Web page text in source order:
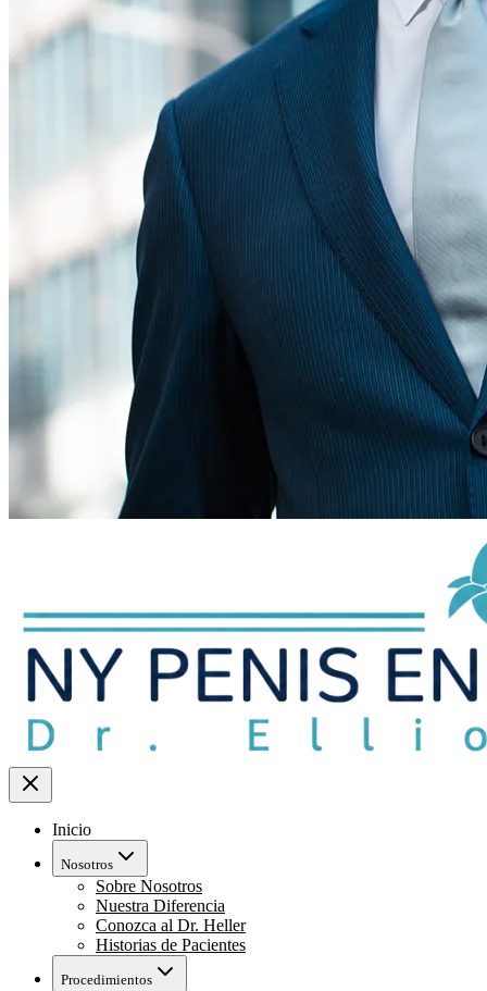
Inicio
Nosotros
Sobre Nosotros
Nuestra Diferencia
Conozca al Dr. Heller
Historias de Pacientes
Procedimientos